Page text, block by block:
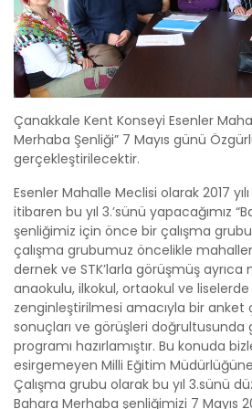
Çanakkale Kent Konseyi Esenler
Merhaba Şenliği” 7 Mayıs günü
gerçekleştirilecektir.
Esenler Mahalle Meclisi olarak 2017
itibaren bu yıl 3.’sünü yapacağımız
şenliğimiz için önce bir çalışma
çalışma grubumuz öncelikle
dernek ve STK’larla görüşmüş
anaokulu, ilkokul, ortaokul ve
zenginleştirilmesi amacıyla bir anket
sonuçları ve görüşleri doğrultusunda
programı hazırlamıştır. Bu konuda
esirgemeyen Milli Eğitim
Çalışma grubu olarak bu yıl 3.sünü
Bahara Merhaba şenliğimizi 7 Mayıs